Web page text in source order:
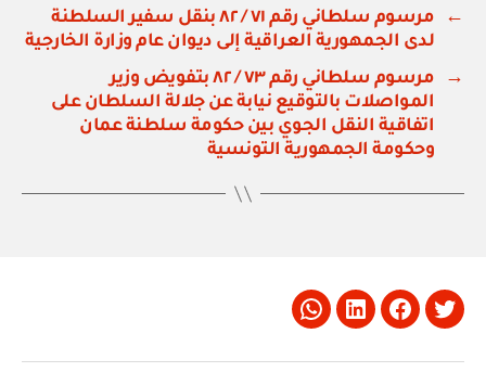
←
مرسوم سلطاني رقم ٧١ / ٨٢ بنقل سفير السلطنة
لدى الجمهورية العراقية إلى ديوان عام وزارة الخارجية
→
مرسوم سلطاني رقم ٧٣ / ٨٢ بتفويض وزير
المواصلات بالتوقيع نيابة عن جلالة السلطان على
اتفاقية النقل الجوي بين حكومة سلطنة عمان
وحكومة الجمهورية التونسية
Twitter
Facebook
LinkedIn
Whatsapp